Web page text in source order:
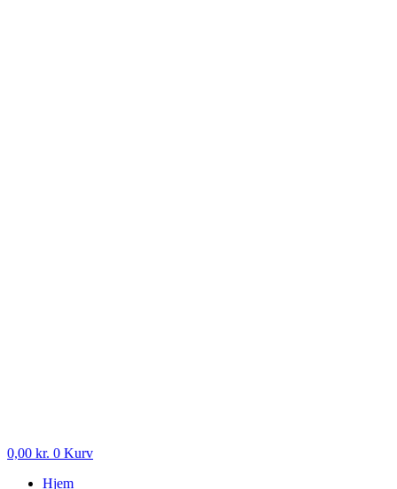
0,00 kr. 0 Kurv
Hjem